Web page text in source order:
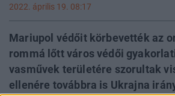
2022. április 19. 08:17
Mariupol védőit körbevették az
rommá lőtt város védői
vasművek területére szorultak
ellenére továbbra is Ukrajna